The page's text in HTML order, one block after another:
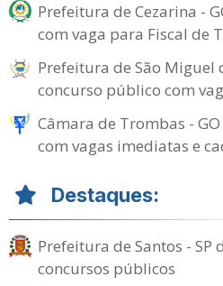
Prefeitura de Cezarina -
com vaga para Fiscal de
Prefeitura de São Miguel
concurso público com
Câmara de Trombas -
com vagas imediatas e
Destaques:
Prefeitura de Santos -
concursos públicos